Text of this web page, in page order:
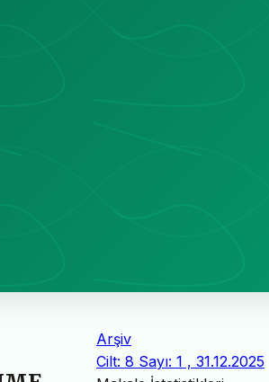
Arşiv
Cilt: 8 Sayı: 1 , 31.12.2025